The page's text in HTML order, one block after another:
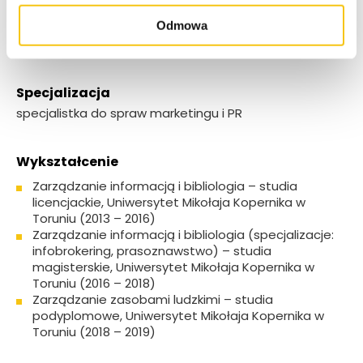
Odmowa
sportów, nałogowo układam puzzle, uwielbiam
siatkówkę, prowadzę ogród, podróżuję po świecie
(przywożąc z tych miejsc magnesy i kubki).
Specjalizacja
specjalistka do spraw marketingu i PR
Wykształcenie
Zarządzanie informacją i bibliologia – studia
licencjackie, Uniwersytet Mikołaja Kopernika w
Toruniu (2013 – 2016)
Zarządzanie informacją i bibliologia (specjalizacje:
infobrokering, prasoznawstwo) – studia
magisterskie, Uniwersytet Mikołaja Kopernika w
Toruniu (2016 – 2018)
Zarządzanie zasobami ludzkimi – studia
podyplomowe, Uniwersytet Mikołaja Kopernika w
Toruniu (2018 – 2019)